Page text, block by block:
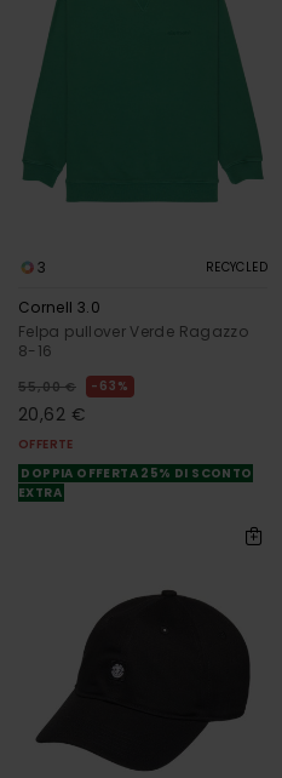
3 RECYCLED
Cornell 3.0
Felpa pullover Verde Ragazzo
8-16
55,00 € 63%
20,62 €
OFFERTE
DOPPIA OFFERTA 25% DI SCONTO
EXTRA